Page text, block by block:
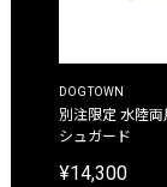
DOGTOWN
別注限定 水陸
シュガード
¥14,300